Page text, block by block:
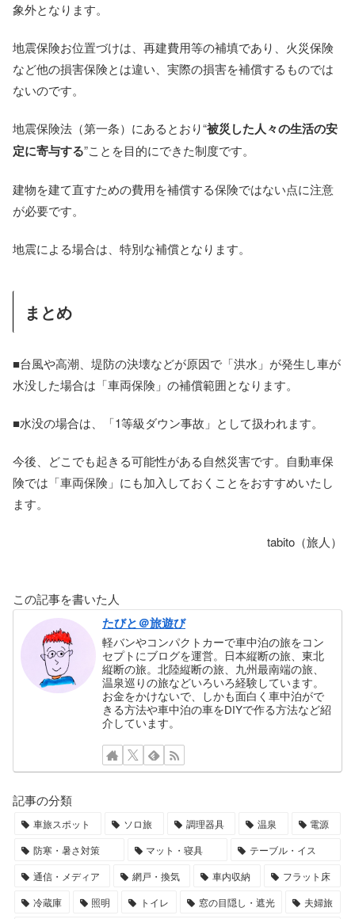
象外となります。
地震保険お位置づけは、再建費用等の補填であり、火災保険
など他の損害保険とは違い、実際の損害を補償するものでは
ないのです。
地震保険法（第一条）にあるとおり“被災した人々の生活の安
定に寄与する”ことを目的にできた制度です。
建物を建て直すための費用を補償する保険ではない点に注意
が必要です。
地震による場合は、特別な補償となります。
まとめ
■台風や高潮、堤防の決壊などが原因で「洪水」が発生し車が
水没した場合は「車両保険」の補償範囲となります。
■水没の場合は、「1等級ダウン事故」として扱われます。
今後、どこでも起きる可能性がある自然災害です。自動車保
険では「車両保険」にも加入しておくことをおすすめいたし
ます。
tabito（旅人）
この記事を書いた人
たびと＠旅遊び
軽バンやコンパクトカーで車中泊の旅をコン
セプトにブログを運営。日本縦断の旅、東北
縦断の旅。北陸縦断の旅、九州最南端の旅、
温泉巡りの旅などいろいろ経験しています。
お金をかけないで、しかも面白く車中泊がで
きる方法や車中泊の車をDIYで作る方法など紹
介しています。
記事の分類
車旅スポット ソロ旅 調理器具 温泉
電源
防寒・暑さ対策
マット・寝具
テーブル・イス
通信・メディア
網戸・換気 車内収納
フラット床
冷蔵庫
照明 トイレ 窓の目隠し・遮光 夫婦旅